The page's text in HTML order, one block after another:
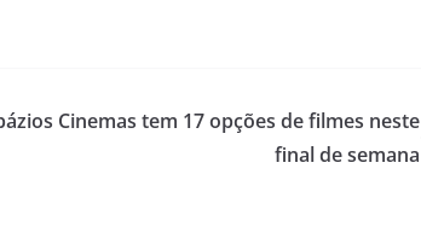
Cinemas tem 17 opções de filmes neste
final de semana